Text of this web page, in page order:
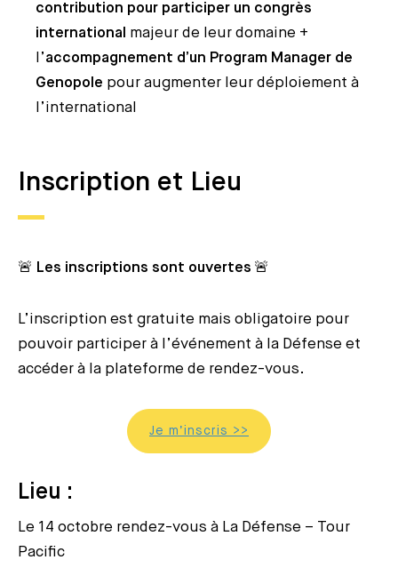
contribution pour participer un congrès
international majeur de leur domaine +
l’accompagnement d’un Program Manager de
Genopole pour augmenter leur déploiement à
l’international
Inscription et Lieu
🚨 Les inscriptions sont ouvertes 🚨
L’inscription est gratuite mais obligatoire pour
pouvoir participer à l’événement à la Défense et
accéder à la plateforme de rendez-vous.
Je m’inscris >>
Lieu :
Le 14 octobre rendez-vous à La Défense – Tour
Pacific